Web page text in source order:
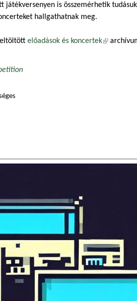
játékversenyen is összemérhetik
hallgathatnak meg.
előadások és koncertek(külső